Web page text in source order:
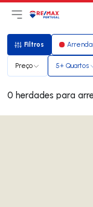
Abri menu
LogoIr para
Filtros
Filtros
Preço 5+ Quartos